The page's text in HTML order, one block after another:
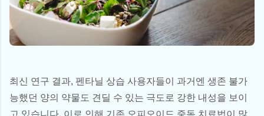
최신 연구 결과, 펜타닐 상습 사용자들이 과거엔 생존 불가
능했던 양의 약물도 견딜 수 있는 극도로 강한 내성을 보이
고 있습니다. 이로 인해 기존 오피오이드 중독 치료법이 많